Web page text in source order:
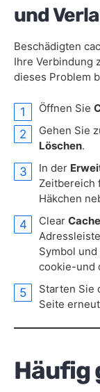
und
Beschädigten
Ihre Verbindung
dieses Problem
Öffnen Sie
Gehen Sie
Löschen.
In der
Zeitbereich
Häkchen
Clear Cache
Symbol
cookie-und
Starten Sie
Seite
Häufig